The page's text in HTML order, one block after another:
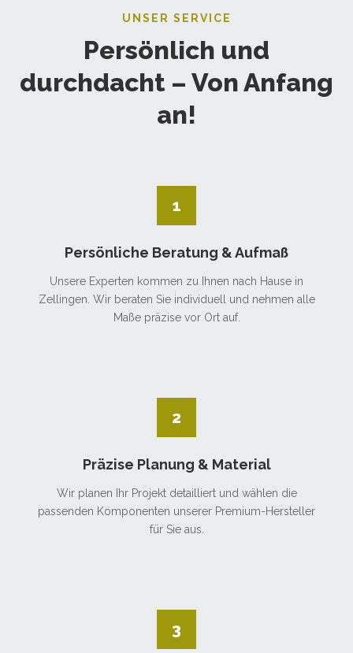
UNSER SERVICE
Persönlich und
durchdacht – Von Anfang
an!
1
Persönliche Beratung & Aufmaß
Unsere Experten kommen zu Ihnen nach Hause in
Zellingen. Wir beraten Sie individuell und nehmen alle
Maße präzise vor Ort auf.
2
Präzise Planung & Material
Wir planen Ihr Projekt detailliert und wählen die
passenden Komponenten unserer Premium-Hersteller
für Sie aus.
3